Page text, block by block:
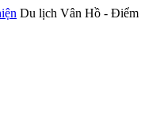
Du lịch Vân Hồ - Điểm